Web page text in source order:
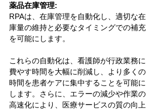
薬品在庫管理:
RPAは、在庫管理を自動化し、適切な在
庫量の維持と必要なタイミングでの補充
を可能にします。
これらの自動化は、看護師が行政業務に
費やす時間を大幅に削減し、より多くの
時間を患者ケアに集中することを可能に
します。さらに、エラーの減少や作業の
高速化により、医療サービスの質の向上